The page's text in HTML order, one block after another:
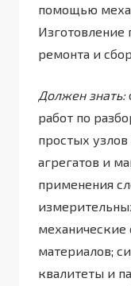
помощью
Изготовление
ремонта и
Должен знать:
работ по
простых
агрегатов и
применения
механические
материалов;
квалитеты и